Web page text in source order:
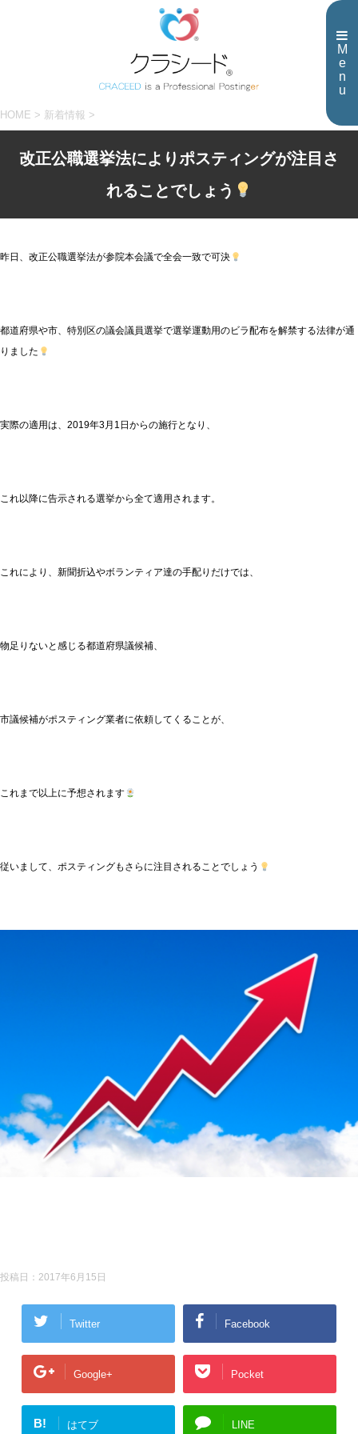
M
e
n
u
HOME > 新着情報 >
改正公職選挙法によりポスティングが注目さ
れることでしょう
昨日、改正公職選挙法が参院本会議で全会一致で可決
都道府県や市、特別区の議会議員選挙で選挙運動用のビラ配布を解禁する法律が通
りました
実際の適用は、2019年3月1日からの施行となり、
これ以降に告示される選挙から全て適用されます。
これにより、新聞折込やボランティア達の手配りだけでは、
物足りないと感じる都道府県議候補、
市議候補がポスティング業者に依頼してくることが、
これまで以上に予想されます
従いまして、ポスティングもさらに注目されることでしょう
投稿日： 2017年6月15日
Twitter Facebook
Google+ Pocket
B! はてブ LINE